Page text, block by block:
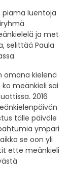
piämä luentoja
ja met
selittää Paula
omana kielenä
ko meänkieli sai
2016
tälle päiväle
ympäri
se oon yli
ette meänkieli